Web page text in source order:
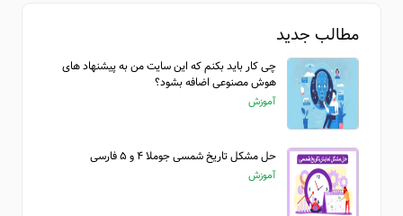
مطالب جدید
چی کار باید بکنم که این سایت من به پیشنهاد های
هوش مصنوعی اضافه بشود؟
آموزش
حل مشکل تاریخ شمسی جوملا ۴ و ۵ فارسی
آموزش